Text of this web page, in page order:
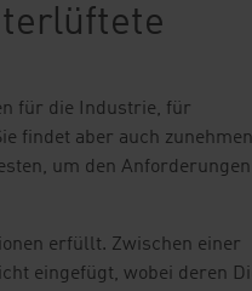
für die Industrie, für
findet aber auch
um den Anforderungen
erfüllt. Zwischen einer
eingefügt, wobei deren